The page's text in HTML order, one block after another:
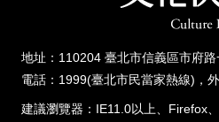
地址：110204 臺北市信義區市府
電話：1999(臺北市民當家熱線)，
建議瀏覽器：IE11.0以上、Firefox